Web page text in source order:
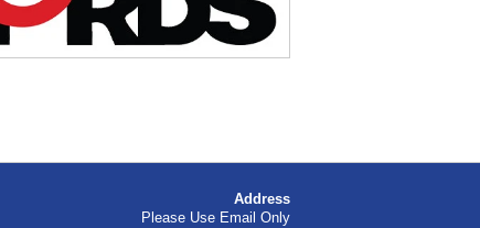
Address
Please Use Email Only